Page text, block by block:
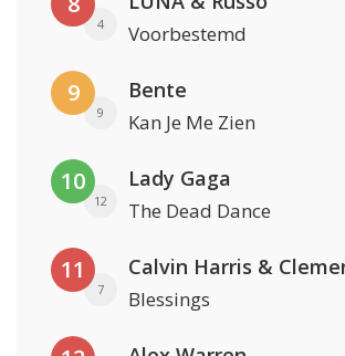
4 Voorbestemd
9
9
Bente
Kan Je Me Zien
10
12
Lady Gaga
The Dead Dance
11
7 Blessings